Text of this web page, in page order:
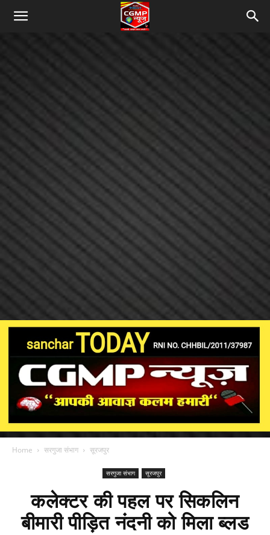
Home सरगुजा संभाग सूरजपुर
सरगुजा संभाग सूरजपुर
कलेक्टर की पहल पर सिकलिन
बीमारी पीड़ित नंदनी को मिला ब्लड